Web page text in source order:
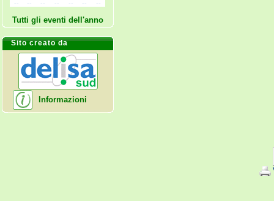
Tutti gli eventi dell'anno
Sito creato da
Informazioni